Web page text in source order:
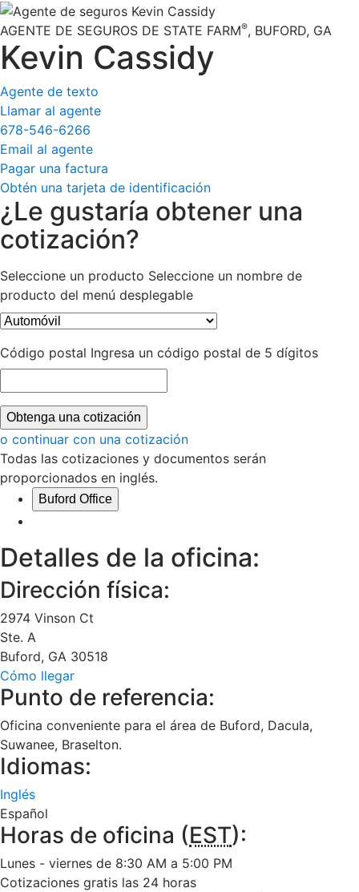
AGENTE DE SEGUROS DE STATE FARM®, BUFORD, GA
Kevin Cassidy
Agente de texto
Llamar al agente
678-546-6266
Email al agente
Pagar una factura
Obtén una tarjeta de identificación
¿Le gustaría obtener una
cotización?
Seleccione un producto Seleccione un nombre de
producto del menú desplegable
Código postal Ingresa un código postal de 5 dígitos
Obtenga una cotización
o continuar con una cotización
Todas las cotizaciones y documentos serán
proporcionados en inglés.
Buford Office
Detalles de la oficina:
Dirección física:
2974 Vinson Ct
Ste. A
Buford, GA 30518
Cómo llegar
Punto de referencia:
Oficina conveniente para el área de Buford, Dacula,
Suwanee, Braselton.
Idiomas:
Inglés
Español
Horas de oficina (EST):
Lunes - viernes de 8:30 AM a 5:00 PM
Cotizaciones gratis las 24 horas